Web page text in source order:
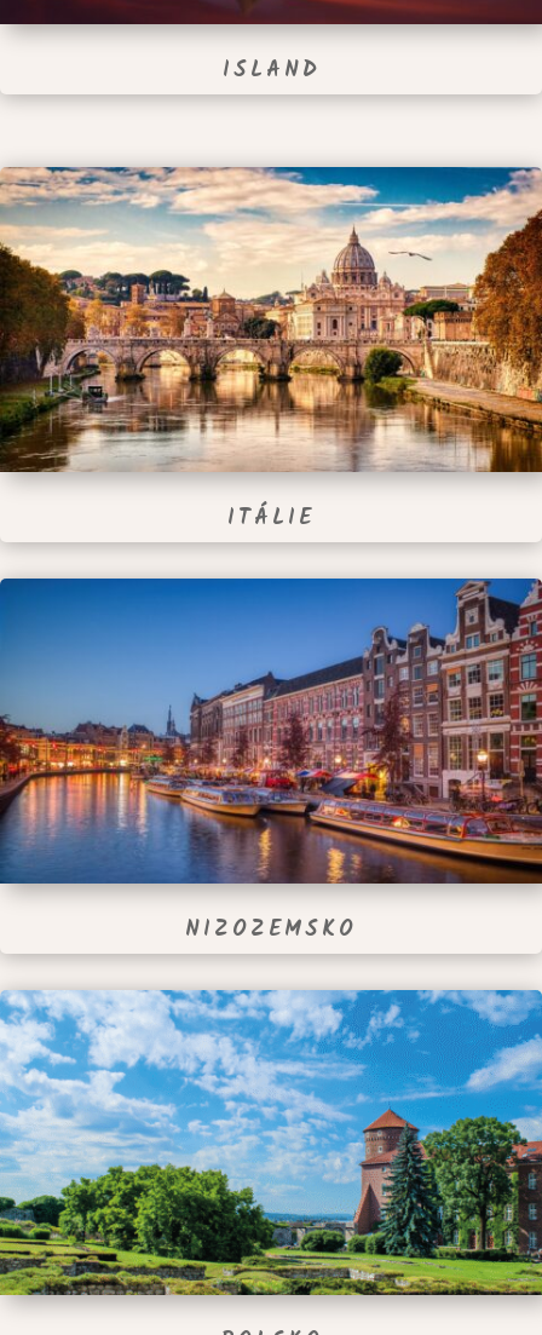
ISLAND
ITÁLIE
NIZOZEMSKO